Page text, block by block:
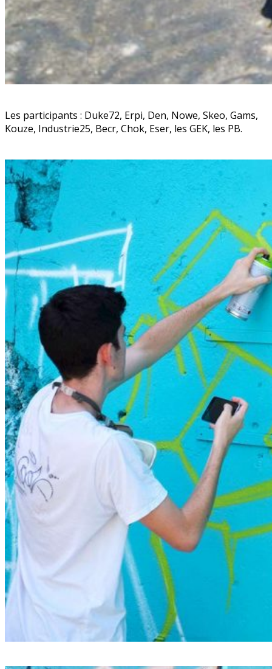
Les participants : Duke72, Erpi, Den, Nowe, Skeo, Gams,
Kouze, Industrie25, Becr, Chok, Eser, les GEK, les PB.